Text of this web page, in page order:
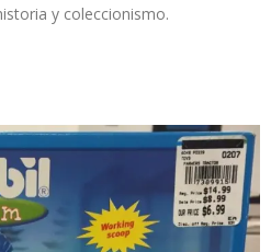
y coleccionismo.